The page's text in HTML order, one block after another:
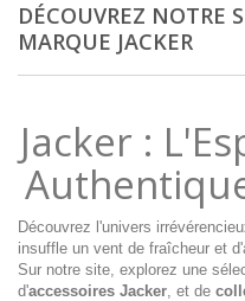
DÉCOUVREZ NOTRE
MARQUE JACKER
Jacker :
Découvrez l'univers
insuffle un vent de fraîcheur et
Sur notre site, explorez une
d'accessoires Jacker, et de